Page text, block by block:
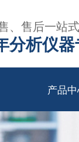
、售后一站
分析仪
产品